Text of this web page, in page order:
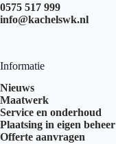
0575 517 999
info@kachelswk.nl
Informatie
Nieuws
Maatwerk
Service en onderhoud
Plaatsing in eigen beheer
Offerte aanvragen